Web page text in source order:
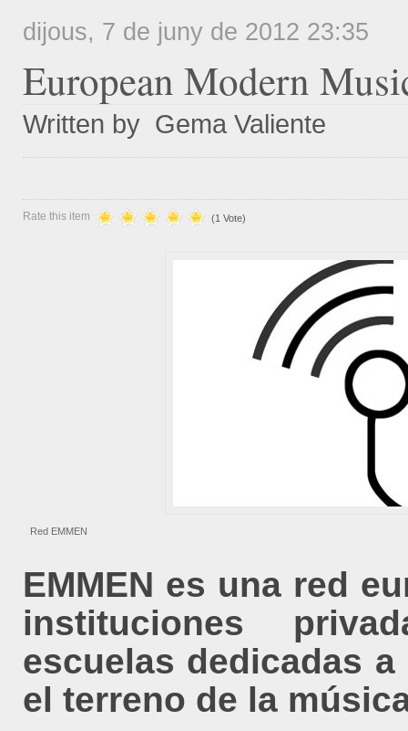
dijous, 7 de juny de 2012 23:35
European Modern
Written by Gema Valiente
Rate this item (1 Vote)
Red EMMEN
EMMEN es una red
instituciones
escuelas dedicadas
el terreno de la